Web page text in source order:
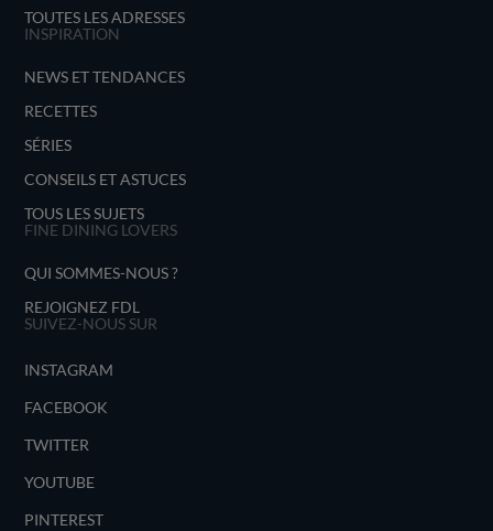
TOUTES LES ADRESSES
INSPIRATION
NEWS ET TENDANCES
RECETTES
SÉRIES
CONSEILS ET ASTUCES
TOUS LES SUJETS
FINE DINING LOVERS
QUI SOMMES-NOUS ?
REJOIGNEZ FDL
SUIVEZ-NOUS SUR
INSTAGRAM
FACEBOOK
TWITTER
YOUTUBE
PINTEREST